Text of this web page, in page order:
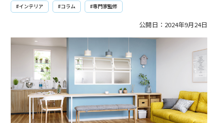
#インテリア #コラム #専門家監修
公開日： 2024年9月24日